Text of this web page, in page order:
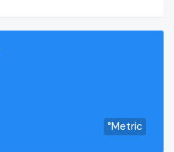
°Metric